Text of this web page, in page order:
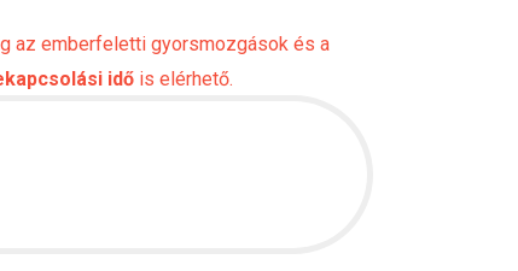
az emberfeletti gyorsmozgások és a
idő is elérhető.